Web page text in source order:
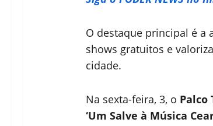
O destaque principal é a
shows gratuitos e
cidade.
Na sexta-feira, 3, o Palco
‘Um Salve à Música